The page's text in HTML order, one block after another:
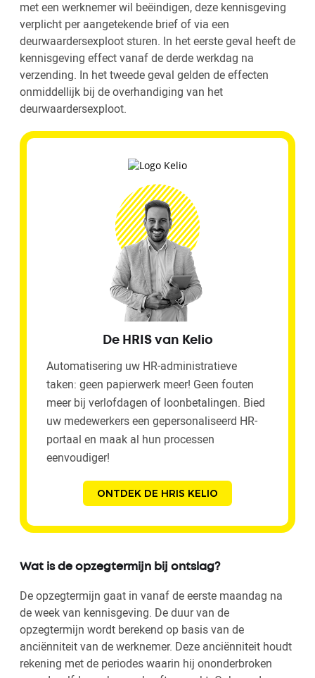
met een werknemer wil beëindigen, deze kennisgeving
verplicht per aangetekende brief of via een
deurwaardersexploot sturen. In het eerste geval heeft de
kennisgeving effect vanaf de derde werkdag na
verzending. In het tweede geval gelden de effecten
onmiddellijk bij de overhandiging van het
deurwaardersexploot.
De HRIS van Kelio
Automatisering uw HR-administratieve
taken: geen papierwerk meer! Geen fouten
meer bij verlofdagen of loonbetalingen. Bied
uw medewerkers een gepersonaliseerd HR-
portaal en maak al hun processen
eenvoudiger!
ONTDEK DE HRIS KELIO
Wat is de opzegtermijn bij ontslag?
De opzegtermijn gaat in vanaf de eerste maandag na
de week van kennisgeving. De duur van de
opzegtermijn wordt berekend op basis van de
anciënniteit van de werknemer. Deze anciënniteit houdt
rekening met de periodes waarin hij ononderbroken